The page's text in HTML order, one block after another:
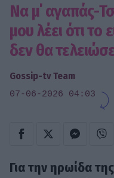
Να μ΄ αγαπάς-
μου λέει ότι το
δεν θα
Gossip-tv Team
07-06-2026 04:03
Για την ηρωίδα